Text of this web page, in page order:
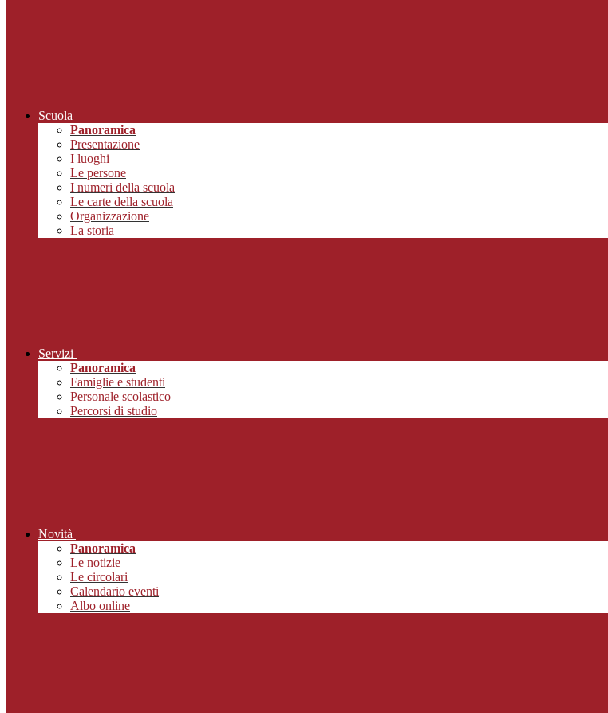
Scuola
Panoramica
Presentazione
I luoghi
Le persone
I numeri della scuola
Le carte della scuola
Organizzazione
La storia
Servizi
Panoramica
Famiglie e studenti
Personale scolastico
Percorsi di studio
Novità
Panoramica
Le notizie
Le circolari
Calendario eventi
Albo online